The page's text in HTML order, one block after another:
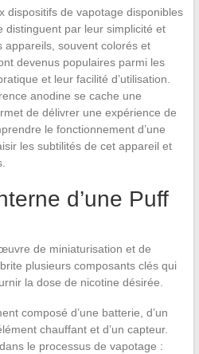
dispositifs de vapotage disponibles
distinguent par leur simplicité et
appareils, souvent colorés et
devenus populaires parmi les
et leur facilité d’utilisation.
anodine se cache une
de délivrer une expérience de
le fonctionnement d’une
les subtilités de cet appareil et
d’une Puff
de miniaturisation et de
plusieurs composants clés qui
la dose de nicotine désirée.
composé d’une batterie, d’un
chauffant et d’un capteur.
le processus de vapotage :